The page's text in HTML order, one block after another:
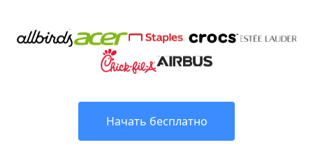
Начать бесплатно